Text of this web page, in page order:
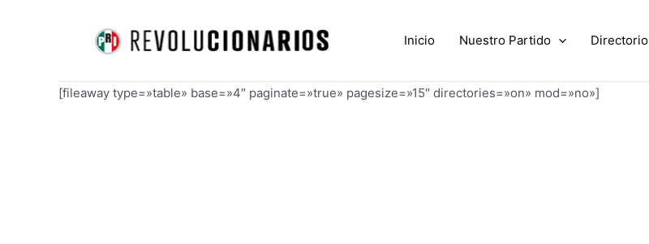
Inicio Nuestro Partido Directorio
[fileaway type=»table» base=»4″ paginate=»true» pagesize=»15″ directories=»on» mod=»no»]